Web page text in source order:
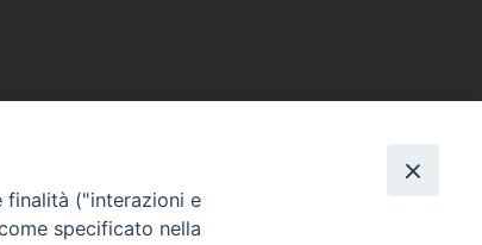
finalità ("interazioni e
specificato nella